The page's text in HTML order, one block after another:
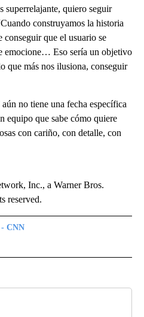
superrelajante, quiero seguir
construyamos la historia
conseguir que el usuario se
emocione… Eso sería un objetivo
que más nos ilusiona, conseguir
no tiene una fecha específica
equipo que sabe cómo quiere
con cariño, con detalle, con
Inc., a Warner Bros.
reserved.
CNN
CNN" TO RECEIVE NOTIFICATIONS ABOUT